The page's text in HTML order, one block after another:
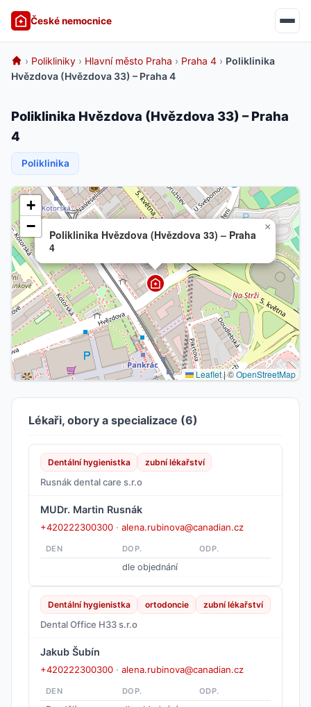
České nemocnice
› Polikliniky › Hlavní město Praha › Praha 4 › Poliklinika
Hvězdova (Hvězdova 33) – Praha 4
Poliklinika Hvězdova (Hvězdova 33) – Praha
4
Poliklinika
Poliklinika Hvězdova (Hvězdova 33) – Praha
4
×
+
−
Leaflet |©OpenStreetMap
Lékaři, obory a specializace (6)
Dentální hygienistka zubní lékařství
Rusnák dental care s.r.o
MUDr. Martin Rusnák
+420222300300 · alena.rubinova@canadian.cz
DEN DOP. ODP.
dle objednání
Dentální hygienistka ortodoncie zubní lékařství
Dental Office H33 s.r.o
Jakub Šubín
+420222300300 · alena.rubinova@canadian.cz
DEN DOP. ODP.